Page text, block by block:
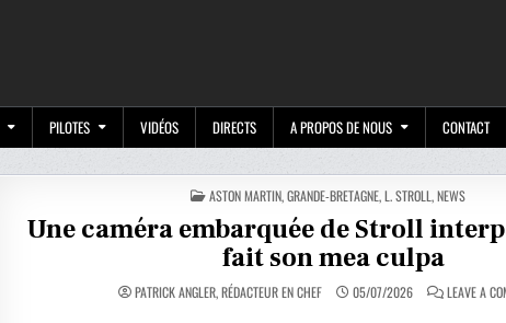
PILOTES VIDÉOS DIRECTS A PROPOS DE NOUS CONTACT
POSTED
IN
ASTON MARTIN,GRANDE-BRETAGNE,L. STROLL,NEWS
Une caméra embarquée de Stroll
fait son mea culpa
PATRICK ANGLER, RÉDACTEUR EN CHEF 05/07/2026 LEAVE A